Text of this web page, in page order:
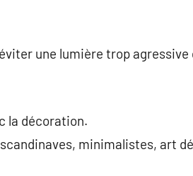
une lumière trop
la décoration.
minimalistes, art